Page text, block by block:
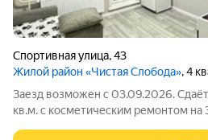
Спортивная улица,43
Жилой район «Чистая Слобода», 4
Заезд возможен с 03.09.2026.
кв.м. с косметическим ремонтом на